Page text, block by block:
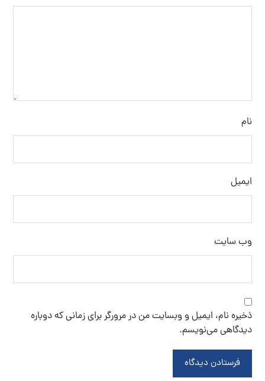
نام
ایمیل
وب‌ سایت
ذخیره نام، ایمیل و وبسایت من در مرورگر برای زمانی که دوباره
دیدگاهی می‌نویسم.
فرستادن دیدگاه